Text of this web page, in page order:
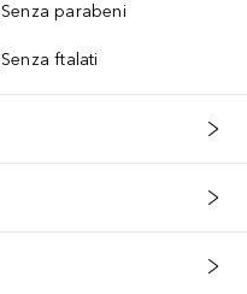
Senza parabeni
Senza ftalati